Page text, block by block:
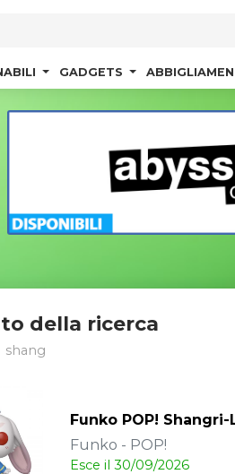
GADGETS
della ricerca
shang
Funko POP!
Funko - POP!
Esce il 30/09/2026